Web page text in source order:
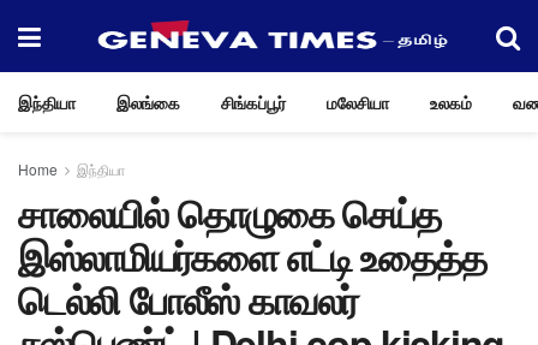
இந்தியா இலங்கை சிங்கப்பூர் மலேசியா உலகம்
Home இந்தியா
சாலையில் தொழுகை செய்த
இஸ்லாமியர்களை எட்டி உதைத்த
டெல்லி போலீஸ் காவலர்